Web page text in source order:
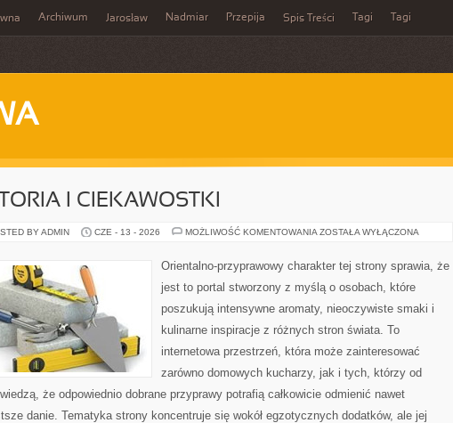
Archiwum Jarosław Nadmiar Przepija Spis Treści Tagi Tagi
I CIEKAWOSTKI
BY ADMIN CZE - 13 - 2026 MOŻLIWOŚĆ KOMENTOWANIA HISTORIA
ZOSTAŁA WYŁĄCZONA
Orientalno-przyprawowy charakter tej strony sprawia, że
jest to portal stworzony z myślą o osobach, które
poszukują intensywne aromaty, nieoczywiste smaki i
kulinarne inspiracje z różnych stron świata. To
internetowa przestrzeń, która może zainteresować
zarówno domowych kucharzy, jak i tych, którzy od
że odpowiednio dobrane przyprawy potrafią całkowicie odmienić nawet
danie. Tematyka strony koncentruje się wokół egzotycznych dodatków, ale jej